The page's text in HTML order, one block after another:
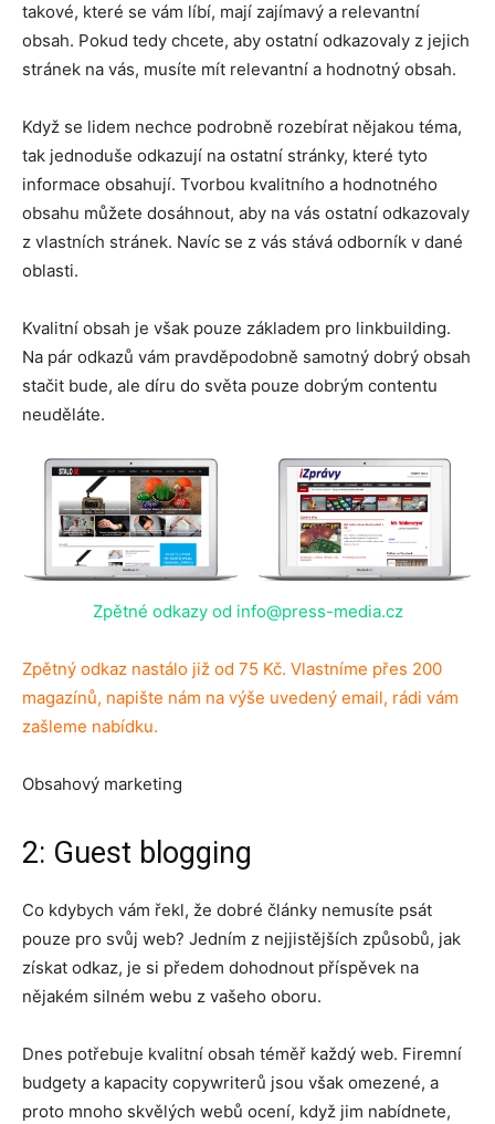
takové, které se vám líbí, mají zajímavý a relevantní
obsah. Pokud tedy chcete, aby ostatní odkazovaly z jejich
stránek na vás, musíte mít relevantní a hodnotný obsah.
Když se lidem nechce podrobně rozebírat nějakou téma,
tak jednoduše odkazují na ostatní stránky, které tyto
informace obsahují. Tvorbou kvalitního a hodnotného
obsahu můžete dosáhnout, aby na vás ostatní odkazovaly
z vlastních stránek. Navíc se z vás stává odborník v dané
oblasti.
Kvalitní obsah je však pouze základem pro linkbuilding.
Na pár odkazů vám pravděpodobně samotný dobrý obsah
stačit bude, ale díru do světa pouze dobrým contentu
neuděláte.
Zpětné odkazy od info@press-media.cz
Zpětný odkaz nastálo již od 75 Kč. Vlastníme přes 200
magazínů, napište nám na výše uvedený email, rádi vám
zašleme nabídku.
Obsahový marketing
2: Guest blogging
Co kdybych vám řekl, že dobré články nemusíte psát
pouze pro svůj web? Jedním z nejjistějších způsobů, jak
získat odkaz, je si předem dohodnout příspěvek na
nějakém silném webu z vašeho oboru.
Dnes potřebuje kvalitní obsah téměř každý web. Firemní
budgety a kapacity copywriterů jsou však omezené, a
proto mnoho skvělých webů ocení, když jim nabídnete,